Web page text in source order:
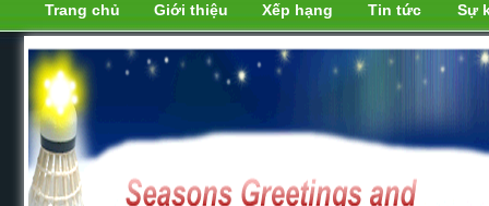
Trang chủ Giới thiệu Xếp hạng Tin tức Sự